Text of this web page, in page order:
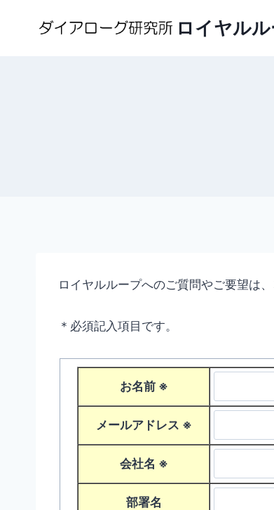
ロイヤル
ロイヤルループへのご質問やご要望は
＊必須記入項目です。
お名前 ※
メールアドレス ※
会社名 ※
部署名